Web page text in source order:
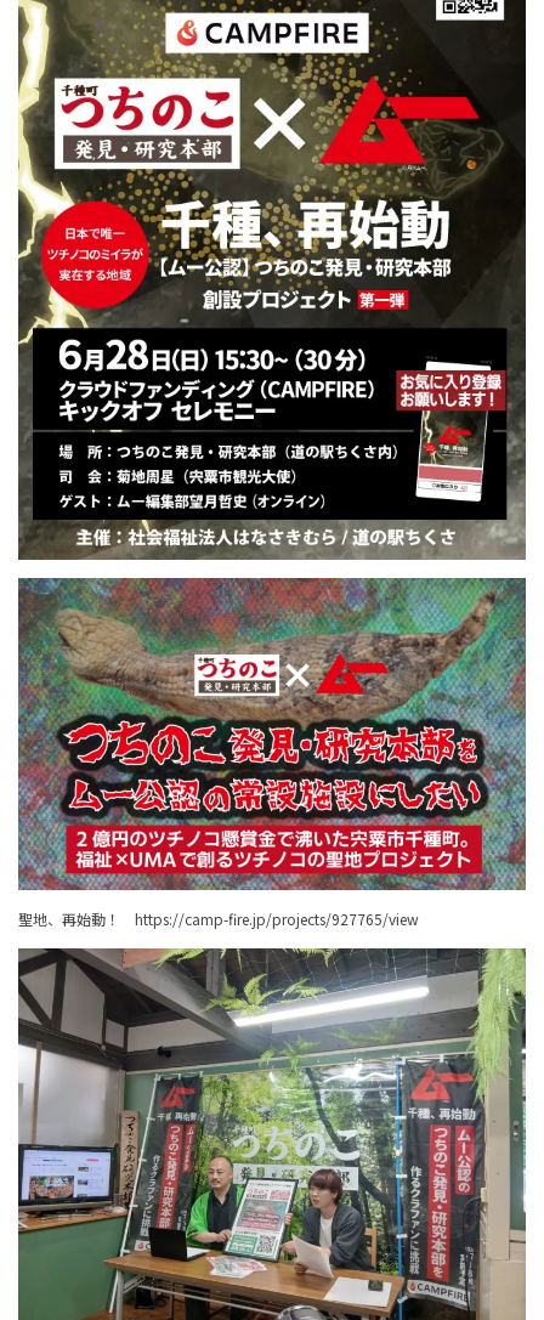
聖地、再始動！ https://camp-fire.jp/projects/927765/view